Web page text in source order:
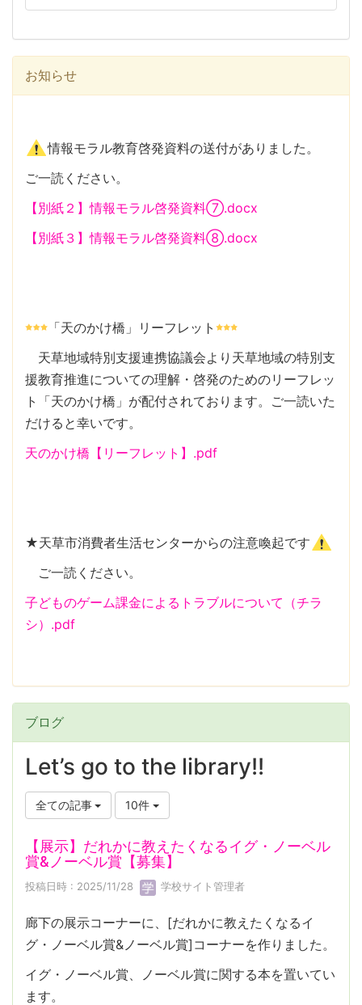
お知らせ
情報モラル教育啓発資料の送付がありました。
ご一読ください。
【別紙２】情報モラル啓発資料⑦.docx
【別紙３】情報モラル啓発資料⑧.docx
「天のかけ橋」リーフレット
天草地域特別支援連携協議会より天草地域の特別支
援教育推進についての理解・啓発のためのリーフレッ
ト「天のかけ橋」が配付されております。ご一読いた
だけると幸いです。
天のかけ橋【リーフレット】.pdf
★天草市消費者生活センターからの注意喚起です
ご一読ください。
子どものゲーム課金によるトラブルについて（チラ
シ）.pdf
ブログ
Let’s go to the library!!
全ての記事 10件
【展示】だれかに教えたくなるイグ・ノーベル
賞&ノーベル賞【募集】
投稿日時 : 2025/11/28 学校サイト管理者
廊下の展示コーナーに、[だれかに教えたくなるイ
グ・ノーベル賞&ノーベル賞]コーナーを作りました。
イグ・ノーベル賞、ノーベル賞に関する本を置いてい
ます。